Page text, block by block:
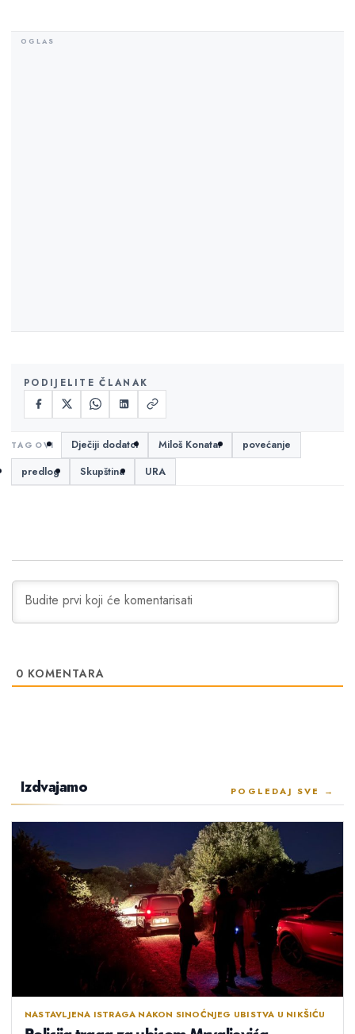
PODIJELITE ČLANAK
Dječiji dodatci Miloš Konatar
povećanje
predlog
Skupština URA
0 KOMENTARA
Izdvajamo POGLEDAJ SVE →
NASTAVLJENA ISTRAGA NAKON SINOĆNJEG UBISTVA U NIKŠIĆU